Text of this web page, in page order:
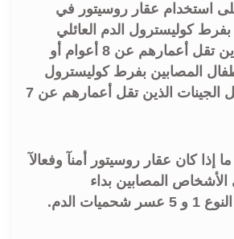
استخدام عقار روسيتور في
بفرط كوليسترول الدم العائلي
متباين الجينات الذين تقل أعمارهم عن 8 أعوام أو
المصابين بفرط كوليسترول
الدم العائلي متماثل الجينات الذين تقل أعمارهم عن 7
إذا كان عقار روسيتور أمنآ وفعالآ
المصابين بداء
الدم.